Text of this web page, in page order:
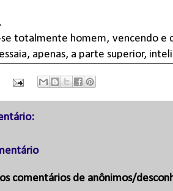
totalmente homem, vencendo e
apenas, a parte superior,
comentários de anônimos/